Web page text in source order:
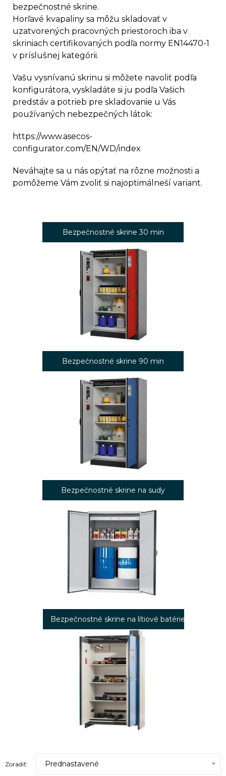
bezpečnostné skrine.
Horľavé kvapaliny sa môžu skladovať v
uzatvorených pracovných priestoroch iba v
skriniach certifikovaných podľa normy EN14470-1
v príslušnej kategórii.
Vašu vysnívanú skrinu si môžete navoliť podľa
konfigurátora, vyskladáte si ju podľa Vašich
predstáv a potrieb pre skladovanie u Vás
používaných nebezpečných látok:
https://www.asecos-
configurator.com/EN/WD/index
Neváhajte sa u nás opýtať na rôzne možnosti a
pomôžeme Vám zvoliť si najoptimálneší variant.
Bezpečnostné skrine 30 min
Bezpečnostné skrine 90 min
Bezpečnostné skrine na sudy
Bezpečnostné skrine na lítiové batérie
Zoradiť: Prednastavené